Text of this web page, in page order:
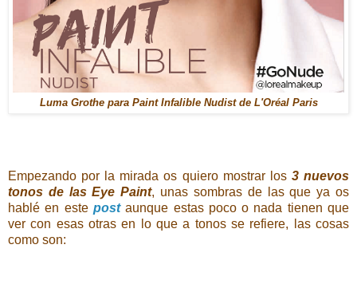
Luma Grothe para Paint Infalible Nudist de L'Oréal Paris
Empezando por la mirada os quiero mostrar los 3 nuevos
tonos de las Eye Paint, unas sombras de las que ya os
hablé en este post aunque estas poco o nada tienen que
ver con esas otras en lo que a tonos se refiere, las cosas
como son: